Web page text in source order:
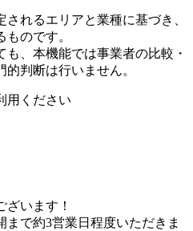
れるエリアと業種に基づき、
のです。
、本機能では事業者の比較・
判断は行いません。
用ください
ざいます！
で約3営業日程度いただきま